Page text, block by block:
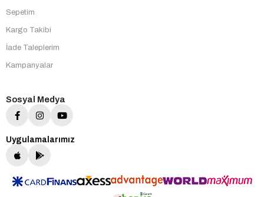
Sepetim
Kargo Takibi
İade Taleplerim
Kampanyalar
Sosyal Medya
Uygulamalarımız